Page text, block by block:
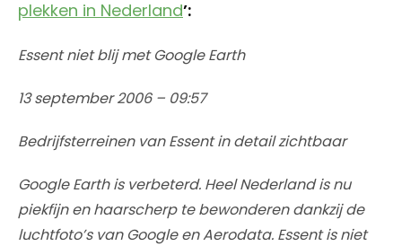
plekken in Nederland’:
Essent niet blij met Google Earth
13 september 2006 – 09:57
Bedrijfsterreinen van Essent in detail zichtbaar
Google Earth is verbeterd. Heel Nederland is nu
piekfijn en haarscherp te bewonderen dankzij de
luchtfoto’s van Google en Aerodata. Essent is niet